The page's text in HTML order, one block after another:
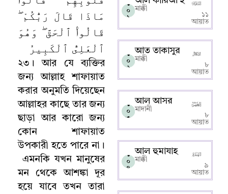
مَاذَا قَالَ رَبُّكُمْ ۖ
قَالُوا۟ ٱلْحَقَّ ۖ وَهُوَ
ٱلْعَلِىُّ ٱلْكَبِيرُ
২৩ ।
আর যে ব্যক্তির
জন্য আল্লাহ‌ শাফায়াত
করার অনুমতি দিয়েছেন
আল্লাহর কাছে তার জন্য
ছাড়া আর কারো জন্য
কোন শাফায়াত
উপকারী হতে পারে না ।
এমনকি যখন মানুষের
মন থেকে আশঙ্কা দূর
হয়ে যাবে তখন তারা
১
০
১
মাক্কী
১১
আয়াত
১
০
২
আত তাকাসুর
মাক্কী
৮
আয়াত
১
০
৩
আল আসর
মাদানী
৮
আয়াত
১
০
৪
আল হুমাযাহ
মাক্কী
৯
আয়াত